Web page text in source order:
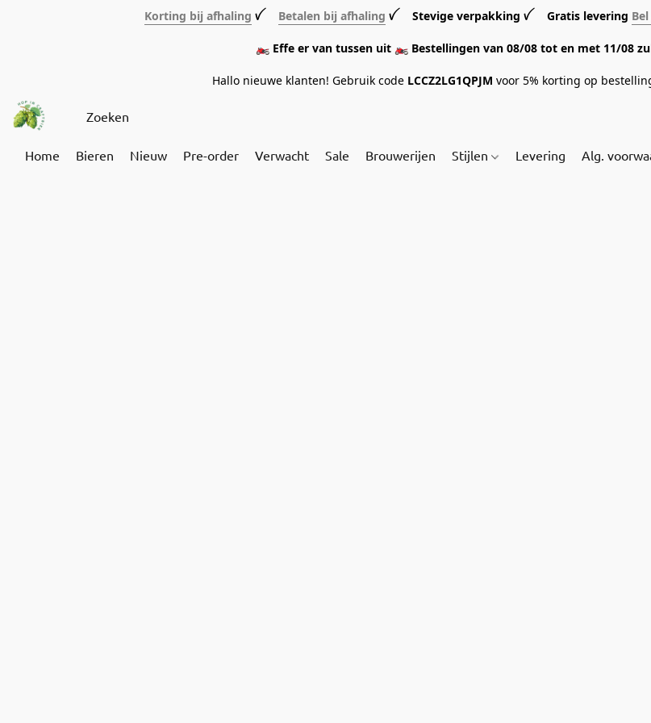
Korting bij afhaling ꪜ Betalen bij afhaling ꪜ Stevige verpakking ꪜ Gratis levering
🏍️ Effe er van tussen uit 🏍️ Bestellingen van 08/08 tot en met 11/08
Hallo nieuwe klanten! Gebruik code LCCZ2LG1QPJM voor 5% korting op
Home Bieren Nieuw Pre-order Verwacht Sale Brouwerijen Stijlen Levering Alg.